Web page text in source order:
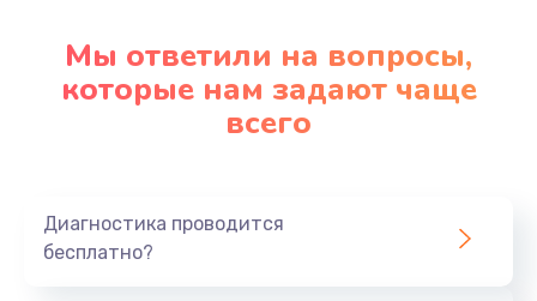
Мы ответили на вопросы,
которые нам задают чаще
всего
Диагностика проводится
бесплатно?